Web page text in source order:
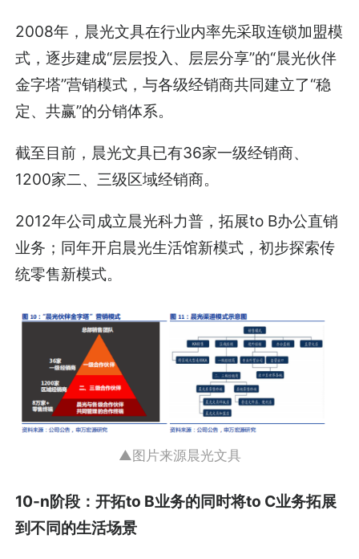
2008年，晨光文具在行业内率先采取连锁加盟模
式，逐步建成“层层投入、层层分享”的“晨光伙伴
金字塔”营销模式，与各级经销商共同建立了“稳
定、共赢”的分销体系。
截至目前，晨光文具已有36家一级经销商、
1200家二、三级区域经销商。
2012年公司成立晨光科力普，拓展to B办公直销
业务；同年开启晨光生活馆新模式，初步探索传
统零售新模式。
▲图片来源晨光文具
10-n阶段：开拓to B业务的同时将to C业务拓展
到不同的生活场景